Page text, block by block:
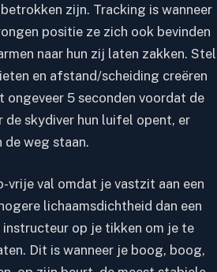
zijn. Tracking is wanneer
positie ze zich ook bevinden
naar hun zij laten zakken. Stel
en afstand/scheiding creëren
ongeveer 5 seconden voordat de
skydiver hun luifel opent, er
de weg staan.
vrije val omdat je vastzit aan een
lichaamsdichtheid dan een
op je tikken om je te
Dit is wanneer je boog, boog,